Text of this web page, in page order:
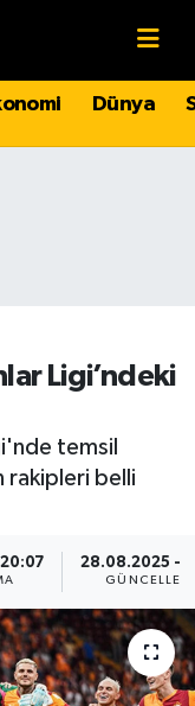
Dünya
Ligi’ndeki
temsil
rakipleri belli
28.08.2025 -